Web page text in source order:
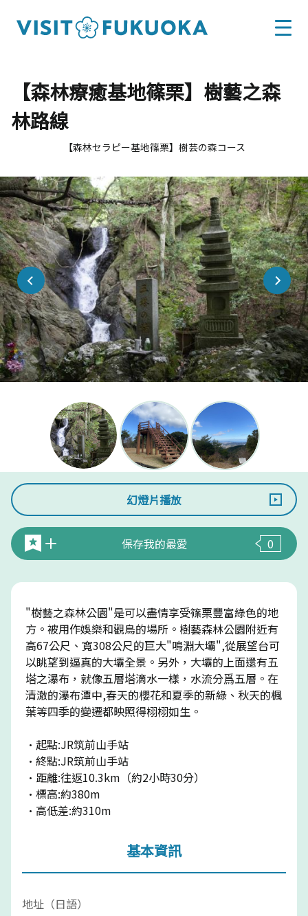
【森林療癒基地篠栗】樹藝之森
林路線
【森林セラピー基地篠栗】樹芸の森コース
幻燈片播放
保存我的最愛 0
"樹藝之森林公園"是可以盡情享受篠栗豐富綠色的地
方。被用作娛樂和觀鳥的場所。樹藝森林公園附近有
高67公尺、寬308公尺的巨大"鳴淵大壩",從展望台可
以眺望到逼真的大壩全景。另外，大壩的上面還有五
塔之瀑布，就像五層塔滴水一樣，水流分爲五層。在
清澈的瀑布潭中,春天的櫻花和夏季的新綠、秋天的楓
葉等四季的變遷都映照得栩栩如生。
·起點:JR筑前山手站
·終點:JR筑前山手站
·距離:往返10.3km（約2小時30分）
·標高:約380m
·高低差:約310m
基本資訊
地址（日語）